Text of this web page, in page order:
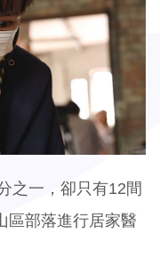
之一，卻只有12間
區部落進行居家醫